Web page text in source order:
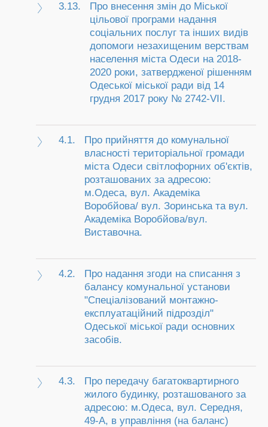
3.13.
Про внесення змін до Міської
цільової програми надання
соціальних послуг та інших видів
допомоги незахищеним верствам
населення міста Одеси на 2018-
2020 роки, затвердженої рішенням
Одеської міської ради від 14
грудня 2017 року № 2742-VII.
4.1.
Про прийняття до комунальної
власності територіальної громади
міста Одеси світлофорних об'єктів,
розташованих за адресою:
м.Одеса, вул. Академіка
Воробйова/ вул. Зоринська та вул.
Академіка Воробйова/вул.
Виставочна.
4.2.
Про надання згоди на списання з
балансу комунальної установи
"Спеціалізований монтажно-
експлуатаційний підрозділ"
Одеської міської ради основних
засобів.
4.3.
Про передачу багатоквартирного
жилого будинку, розташованого за
адресою: м.Одеса, вул. Середня,
49-А, в управління (на баланс)